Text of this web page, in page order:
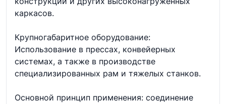
каркасов.
Крупногабаритное оборудование:
Использование в прессах, конвейерных
системах, а также в производстве
специализированных рам и тяжелых станков.
Основной принцип применения: соединение